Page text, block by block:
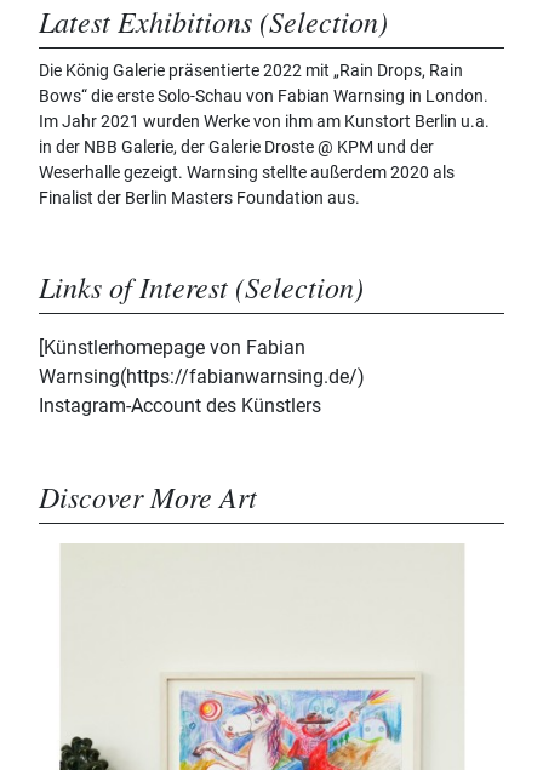
Latest Exhibitions (Selection)
Die König Galerie präsentierte 2022 mit „Rain Drops, Rain
Bows“ die erste Solo-Schau von Fabian Warnsing in London.
Im Jahr 2021 wurden Werke von ihm am Kunstort Berlin u.a.
in der NBB Galerie, der Galerie Droste @ KPM und der
Weserhalle gezeigt. Warnsing stellte außerdem 2020 als
Finalist der Berlin Masters Foundation aus.
Links of Interest (Selection)
[Künstlerhomepage von Fabian
Warnsing(https://fabianwarnsing.de/)
Instagram-Account des Künstlers
Discover More Art